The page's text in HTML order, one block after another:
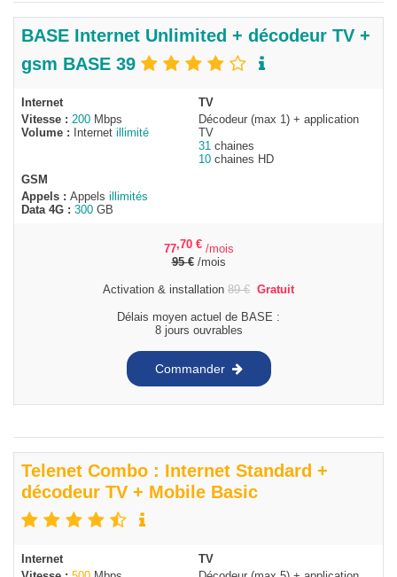
BASE Internet Unlimited + décodeur TV +
gsm BASE 39
Internet
Vitesse : 200 Mbps
Volume :
Internet illimité
TV
Décodeur (max 1) + application
TV
31 chaines
10 chaines HD
GSM
Appels : Appels illimités
Data 4G : 300 GB
77,70 € /mois
95€/mois
Activation & installation 89€ Gratuit
Délais moyen actuel de BASE :
8 jours ouvrables
Commander
Telenet Combo : Internet Standard +
décodeur TV + Mobile Basic
Internet
TV